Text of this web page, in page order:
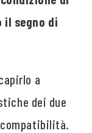
segno di
a
dei due